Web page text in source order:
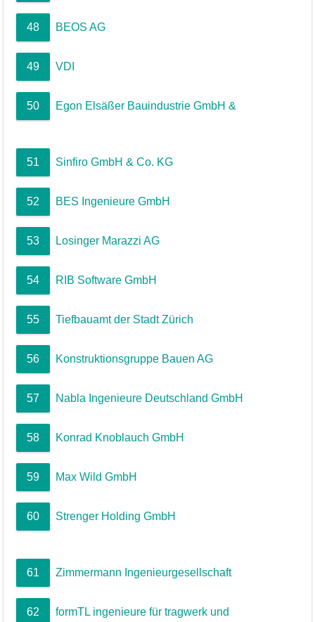
48 BEOS AG
49 VDI
50 Egon Elsäßer Bauindustrie GmbH &
51 Sinfiro GmbH & Co. KG
52 BES Ingenieure GmbH
53 Losinger Marazzi AG
54 RIB Software GmbH
55 Tiefbauamt der Stadt Zürich
56 Konstruktionsgruppe Bauen AG
57 Nabla Ingenieure Deutschland GmbH
58 Konrad Knoblauch GmbH
59 Max Wild GmbH
60 Strenger Holding GmbH
61 Zimmermann Ingenieurgesellschaft
62 formTL ingenieure für tragwerk und